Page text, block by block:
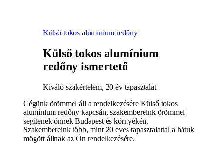
Külső tokos alumínium redőny
Külső tokos alumínium
redőny ismertető
Kiváló szakértelem, 20 év tapasztalat
Cégünk örömmel áll a rendelkezésére Külső tokos
alumínium redőny kapcsán, szakembereink örömmel
segítenek önnek Budapest és környékén.
Szakembereink több, mint 20 éves tapasztalattal a hátuk
mögött állnak az Ön rendelkezésére.